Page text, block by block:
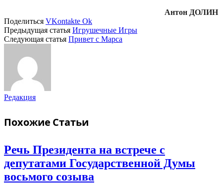
Антон ДОЛИН
Поделиться VKontakte Ok
Предыдущая статья Игрушечные Игры
Следующая статья Привет с Марса
Редакция
Похожие Статьи
Речь Президента на встрече с
депутатами Государственной Думы
восьмого созыва